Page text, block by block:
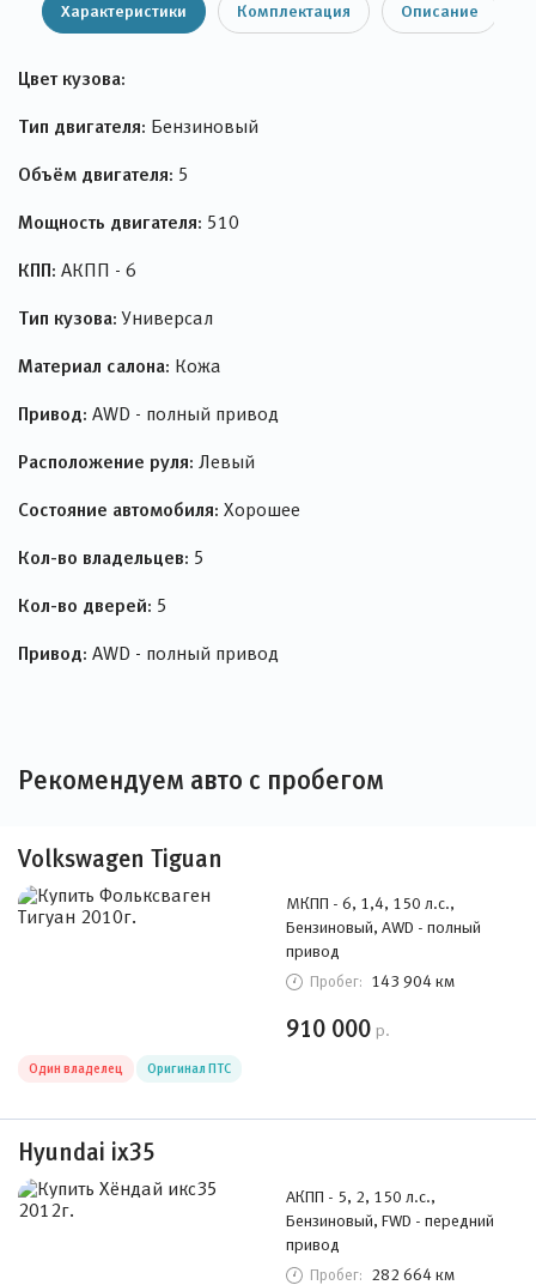
Характеристики Комплектация Описание
Цвет кузова:
Тип двигателя: Бензиновый
Объём двигателя: 5
Мощность двигателя: 510
КПП: АКПП - 6
Тип кузова: Универсал
Материал салона: Кожа
Привод: AWD - полный привод
Расположение руля: Левый
Состояние автомобиля: Хорошее
Кол-во владельцев: 5
Кол-во дверей: 5
Привод: AWD - полный привод
Рекомендуем авто с пробегом
Volkswagen Tiguan
МКПП - 6, 1,4, 150 л.с.,
Бензиновый, AWD - полный
привод
Пробег: 143 904 км
910 000 р.
Один владелец Оригинал ПТС
Hyundai ix35
АКПП - 5, 2, 150 л.с.,
Бензиновый, FWD - передний
привод
Пробег: 282 664 км